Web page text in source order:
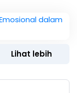
Lihat lebih